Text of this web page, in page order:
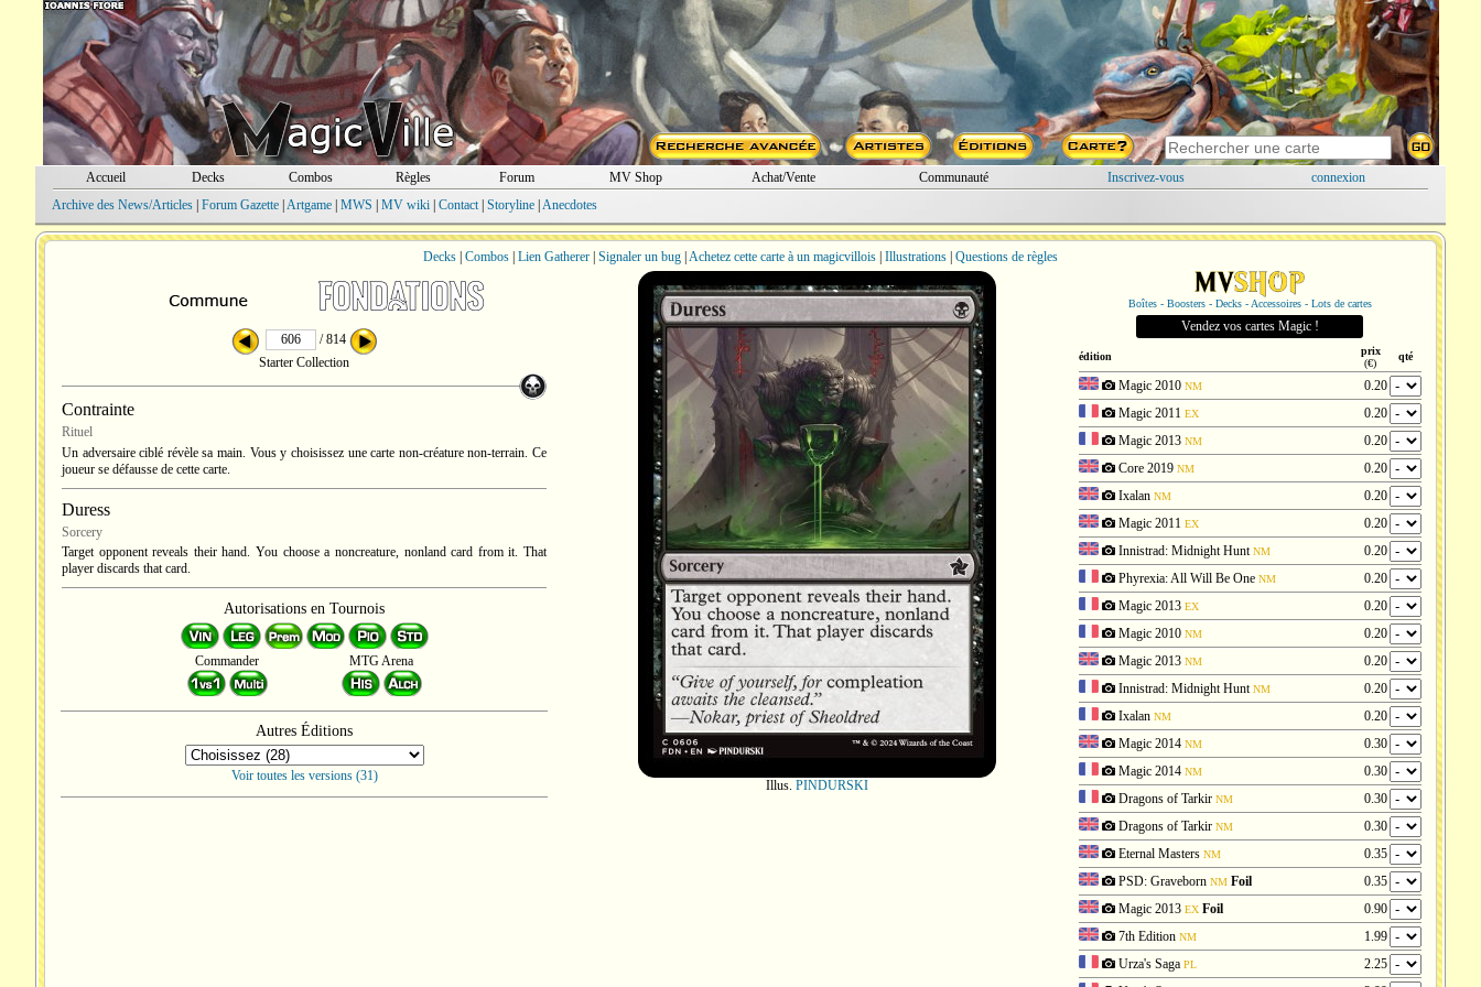
Accueil Decks Combos Règles Forum MV Shop Achat/Vente Communauté Inscrivez-vous
connexion
Archive des News/Articles| Forum Gazette| Artgame| MWS MV wiki| Contact| Storyline| Anecdotes
Decks Combos Lien Gatherer Signaler un bug Achetez cette carte à un magicvillois Illustrations Questions de règles
/ 814
Starter Collection
Contrainte
Rituel
Un adversaire ciblé révèle sa main. Vous y choisissez une carte non-créature non-terrain. Ce
joueur se défausse de cette carte.
Duress
Sorcery
Target opponent reveals their hand. You choose a noncreature, nonland card from it. That
player discards that card.
Autorisations en Tournois
Commander MTG Arena
Autres Éditions
Voir toutes les versions (31)
Illus. PINDURSKI
Boîtes - Boosters - Decks - Accessoires - Lots de cartes
Vendez vos cartes Magic !
édition
prix
(€)
qté
Magic 2010 NM
0.20
Magic 2011 EX
0.20
Magic 2013 NM
0.20
Core 2019 NM
0.20
Ixalan NM
0.20
Magic 2011 EX
0.20
Innistrad: Midnight HuntNM
0.20
Phyrexia: All Will Be One NM
0.20
Magic 2013 EX
0.20
Magic 2010 NM
0.20
Magic 2013 NM
0.20
Innistrad: Midnight HuntNM
0.20
Ixalan NM
0.20
Magic 2014 NM
0.30
Magic 2014 NM
0.30
Dragons of Tarkir NM
0.30
Dragons of Tarkir NM
0.30
Eternal Masters NM
0.35
PSD: Graveborn NM Foil
0.35
Magic 2013 EX Foil
0.90
7th Edition NM
1.99
Urza's Saga PL
2.25